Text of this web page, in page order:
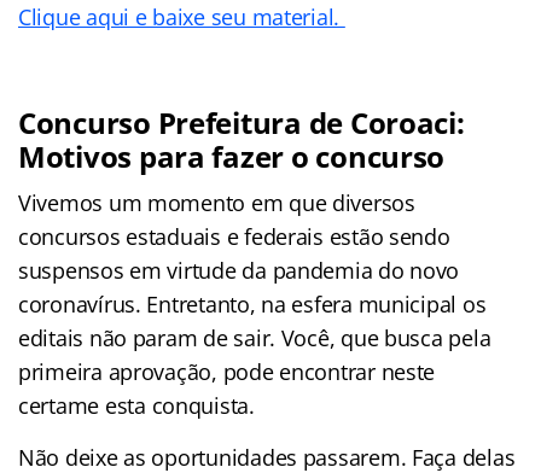
Clique aqui e baixe seu material.
Concurso Prefeitura de Coroaci:
Motivos para fazer o concurso
Vivemos um momento em que diversos
concursos estaduais e federais estão sendo
suspensos em virtude da pandemia do novo
coronavírus. Entretanto, na esfera municipal os
editais não param de sair. Você, que busca pela
primeira aprovação, pode encontrar neste
certame esta conquista.
Não deixe as oportunidades passarem. Faça delas